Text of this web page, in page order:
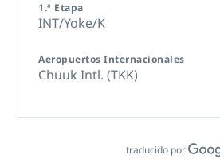
1.ª Etapa
INT/Yoke/K
Aeropuertos Internacionales
Chuuk Intl. (TKK)
traducido por